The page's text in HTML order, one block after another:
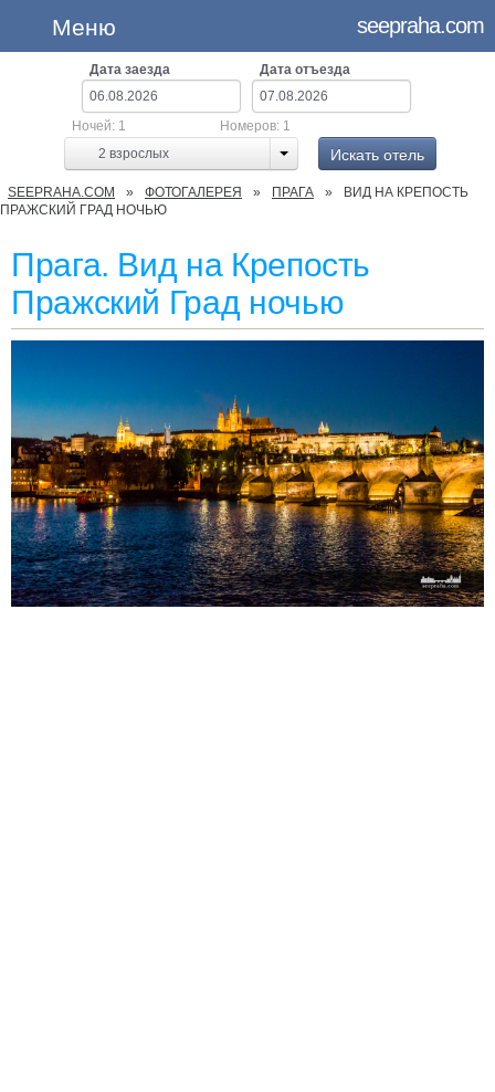
Меню seepraha.com
Дата заезда Дата отъезда
2 взрослых
Ночей: 1 Номеров: 1
Искать отель
SEEPRAHA.COM ФОТОГАЛЕРЕЯ ПРАГА
ВИД НА КРЕПОСТЬ
ПРАЖСКИЙ ГРАД НОЧЬЮ
Прага. Вид на Крепость
Пражский Град ночью